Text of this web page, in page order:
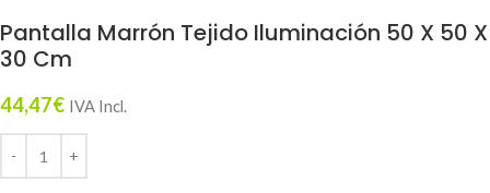
Pantalla Marrón Tejido Iluminación 50 X 50 X
30 Cm
44,47€ IVA Incl.